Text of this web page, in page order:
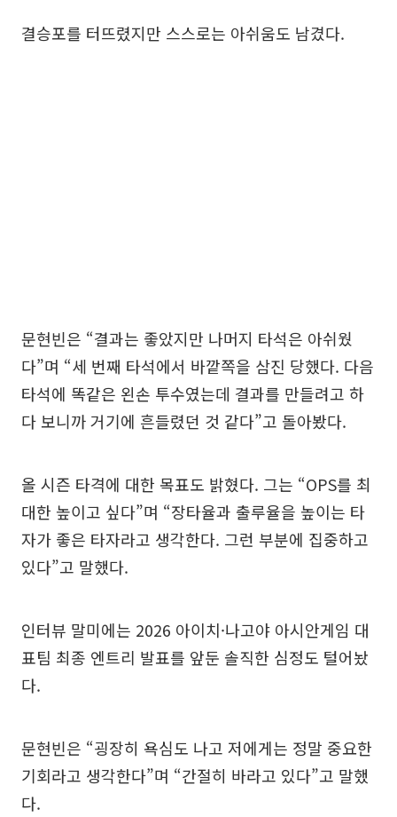
결승포를 터뜨렸지만 스스로는 아쉬움도 남겼다.
문현빈은 “결과는 좋았지만 나머지 타석은 아쉬웠
다”며 “세 번째 타석에서 바깥쪽을 삼진 당했다. 다음
타석에 똑같은 왼손 투수였는데 결과를 만들려고 하
다 보니까 거기에 흔들렸던 것 같다”고 돌아봤다.
올 시즌 타격에 대한 목표도 밝혔다. 그는 “OPS를 최
대한 높이고 싶다”며 “장타율과 출루율을 높이는 타
자가 좋은 타자라고 생각한다. 그런 부분에 집중하고
있다”고 말했다.
인터뷰 말미에는 2026 아이치·나고야 아시안게임 대
표팀 최종 엔트리 발표를 앞둔 솔직한 심정도 털어놨
다.
문현빈은 “굉장히 욕심도 나고 저에게는 정말 중요한
기회라고 생각한다”며 “간절히 바라고 있다”고 말했
다.